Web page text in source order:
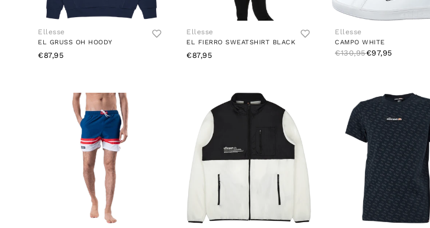
Ellesse
EL GRUSS OH HOODY
€87,95
Ellesse
EL FIERRO SWEATSHIRT BLACK
€87,95
Ellesse
CAMPO WHITE
€130,95€97,95